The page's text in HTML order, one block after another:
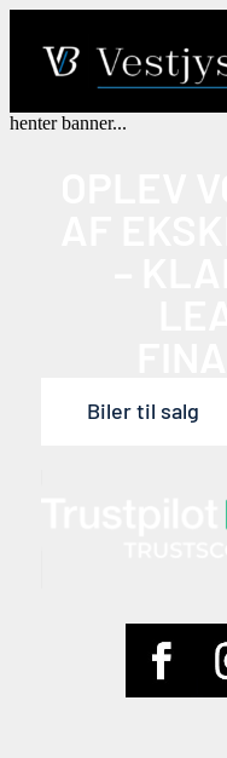
henter banner...
Biler til salg